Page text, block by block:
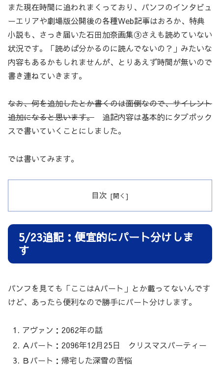
また現在時間に追われまくっており、パンフのインタビュ
ーエリアや劇場版公開後の各種Web記事はおろか、特典
小説も、さっき届いた石田加奈画集③さえも読めていない
状況です。「読めば分かるのに読んでないの？」みたいな
内容もあるかもしれませんが、とりあえず時間が無いので
書き連ねていきます。
なお、何を追加したとか書くのは面倒なので、サイレント
追加になると思います。 追記内容は基本的にタブボック
スで書いていくことにしました。
では書いてみます。
目次
5/23追記：便宜的にパート分けしま
す
パンフを見ても「ここはAパート」とか載ってないんです
けど、あったら便利なので勝手にパート分けします。
アヴァン：2062年の話
Ａパート：2096年12月25日 クリスマスパーティー
Ｂパート：帰宅した深雪の苦悩